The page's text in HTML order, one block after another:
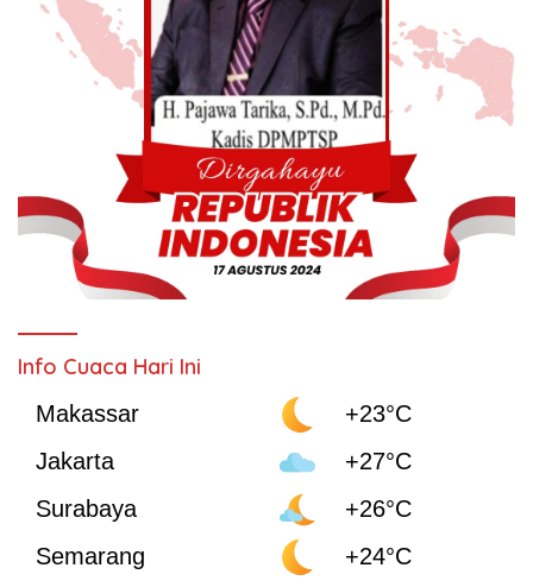
Info Cuaca Hari Ini
Makassar
+23°C
Jakarta
+27°C
Surabaya
+26°C
Semarang
+24°C